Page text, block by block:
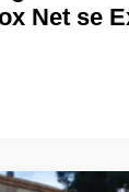
Net se